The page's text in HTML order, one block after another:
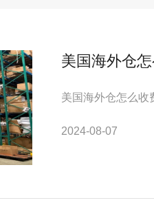
美国海外仓
美国海外仓怎么收
2024-08-07